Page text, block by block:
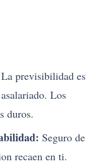
La previsibilidad es
Los
duros.
Seguro de
recaen en ti.